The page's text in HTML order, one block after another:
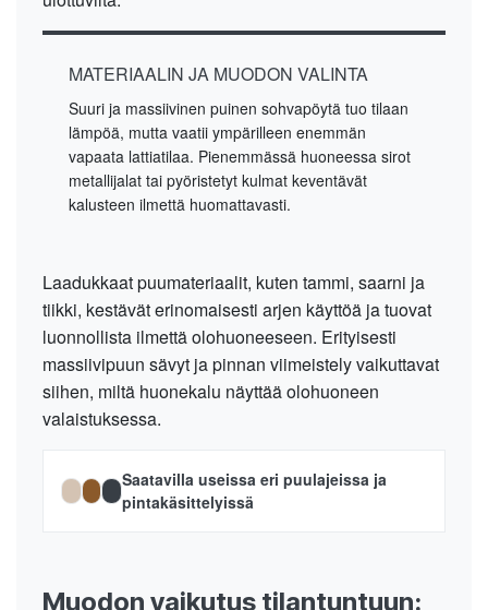
MATERIAALIN JA MUODON VALINTA
Suuri ja massiivinen puinen sohvapöytä tuo tilaan
lämpöä, mutta vaatii ympärilleen enemmän
vapaata lattiatilaa. Pienemmässä huoneessa sirot
metallijalat tai pyöristetyt kulmat keventävät
kalusteen ilmettä huomattavasti.
Laadukkaat puumateriaalit, kuten tammi, saarni ja
tiikki, kestävät erinomaisesti arjen käyttöä ja tuovat
luonnollista ilmettä olohuoneeseen. Erityisesti
massiivipuun sävyt ja pinnan viimeistely vaikuttavat
siihen, miltä huonekalu näyttää olohuoneen
valaistuksessa.
Saatavilla useissa eri puulajeissa ja
pintakäsittelyissä
Muodon vaikutus tilantuntuun: